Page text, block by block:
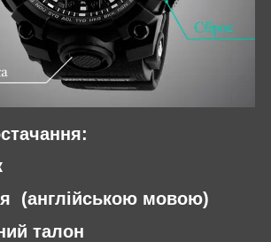
(англійською мовою)
талон